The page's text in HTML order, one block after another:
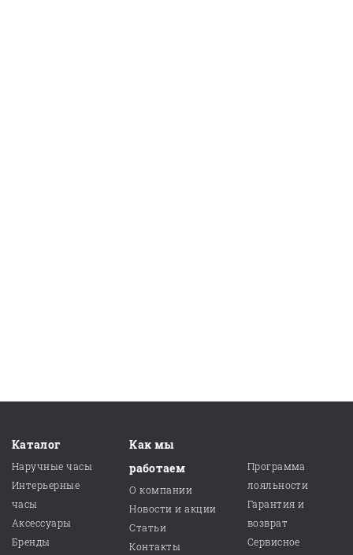
Каталог
Наручные часы
Интерьерные
часы
Аксессуары
Бренды
Как мы
работаем
О компании
Новости и акции
Статьи
Контакты
Программа
лояльности
Гарантия и
возврат
Сервисное